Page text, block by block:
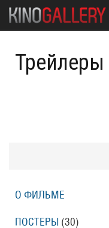
Трейлеры
О ФИЛЬМЕ
ПОСТЕРЫ (30)